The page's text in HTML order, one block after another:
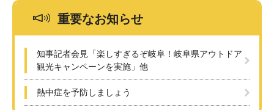
重要なお知らせ
知事記者会見「楽しすぎるぞ岐阜！岐阜県アウトドア
観光キャンペーンを実施」他
熱中症を予防しましょう